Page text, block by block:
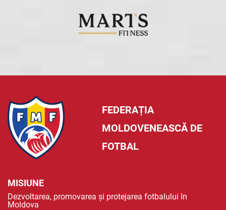
FEDERAȚIA
MOLDOVENEASCĂ DE
FOTBAL
MISIUNE
Dezvoltarea, promovarea și protejarea fotbalului în
Moldova